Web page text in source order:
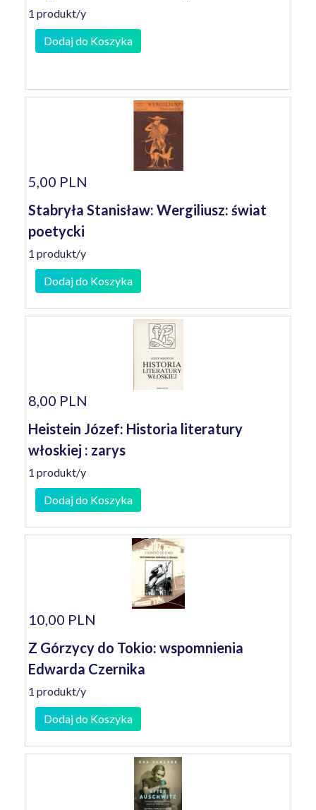
1 produkt/y
Dodaj do Koszyka
5,00 PLN
Stabryła Stanisław: Wergiliusz: świat
poetycki
1 produkt/y
Dodaj do Koszyka
8,00 PLN
Heistein Józef: Historia literatury
włoskiej : zarys
1 produkt/y
Dodaj do Koszyka
10,00 PLN
Z Górzycy do Tokio: wspomnienia
Edwarda Czernika
1 produkt/y
Dodaj do Koszyka